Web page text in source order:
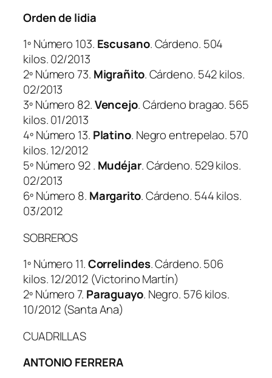
Orden de lidia
1º Número 103. Escusano. Cárdeno. 504
kilos. 02/2013
2º Número 73. Migrañito. Cárdeno. 542 kilos.
02/2013
3º Número 82.Vencejo. Cárdeno bragao. 565
kilos. 01/2013
4º Número 13. Platino. Negro entrepelao. 570
kilos. 12/2012
5º Número 92 . Mudéjar. Cárdeno. 529 kilos.
02/2013
6º Número 8. Margarito. Cárdeno. 544 kilos.
03/2012
SOBREROS
1º Número 11.Correlindes. Cárdeno. 506
kilos. 12/2012 (Victorino Martín)
2º Número 7. Paraguayo. Negro. 576 kilos.
10/2012 (Santa Ana)
CUADRILLAS
ANTONIO FERRERA